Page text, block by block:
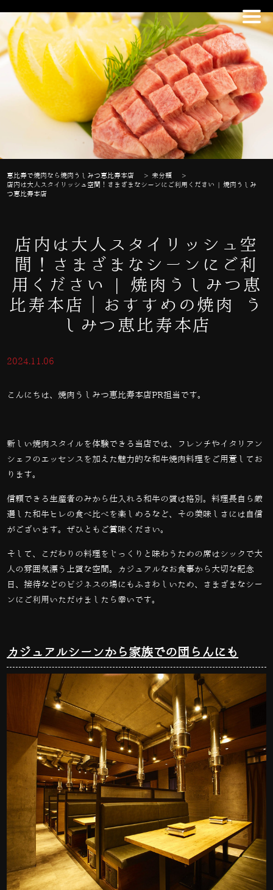
恵比寿で焼肉なら焼肉うしみつ恵比寿本店 >未分類
>
店内は大人スタイリッシュ空間！さまざまなシーンにご利用ください | 焼肉うしみ
つ恵比寿本店
店内は大人スタイリッシュ空
間！さまざまなシーンにご利
用ください | 焼肉うしみつ恵
比寿本店｜おすすめの焼肉 う
しみつ恵比寿本店
2024.11.06
こんにちは、焼肉うしみつ恵比寿本店PR担当です。
新しい焼肉スタイルを体験できる当店では、フレンチやイタリアン
シェフのエッセンスを加えた魅力的な和牛焼肉料理をご用意してお
ります。
信頼できる生産者のみから仕入れる和牛の質は格別。料理長自ら厳
選した和牛ヒレの食べ比べを楽しめるなど、その美味しさには自信
がございます。ぜひともご賞味ください。
そして、こだわりの料理をじっくりと味わうための席はシックで大
人の雰囲気漂う上質な空間。カジュアルなお食事から大切な記念
日、接待などのビジネスの場にもふさわしいため、さまざまなシー
ンにご利用いただけましたら幸いです。
カジュアルシーンから家族での団らんにも